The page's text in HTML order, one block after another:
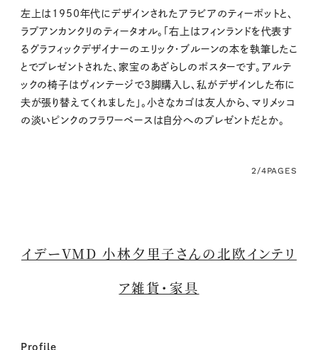
左上は1950年代にデザインされたアラビアのティーポットと、
ラプアンカンクリのティータオル。「右上はフィンランドを代表す
るグラフィックデザイナーのエリック・ブルーンの本を執筆したこ
とでプレゼントされた、家宝のあざらしのポスターです。アルテ
ックの椅子はヴィンテージで3脚購入し、私がデザインした布に
夫が張り替えてくれました」。小さなカゴは友人から、マリメッコ
の淡いピンクのフラワーベースは自分へのプレゼントだとか。
2/4PAGES
イデーVMD 小林夕里子さんの北欧インテリ
ア雑貨・家具
Profile